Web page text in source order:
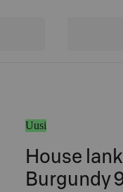
Uusi
House
Burgundy